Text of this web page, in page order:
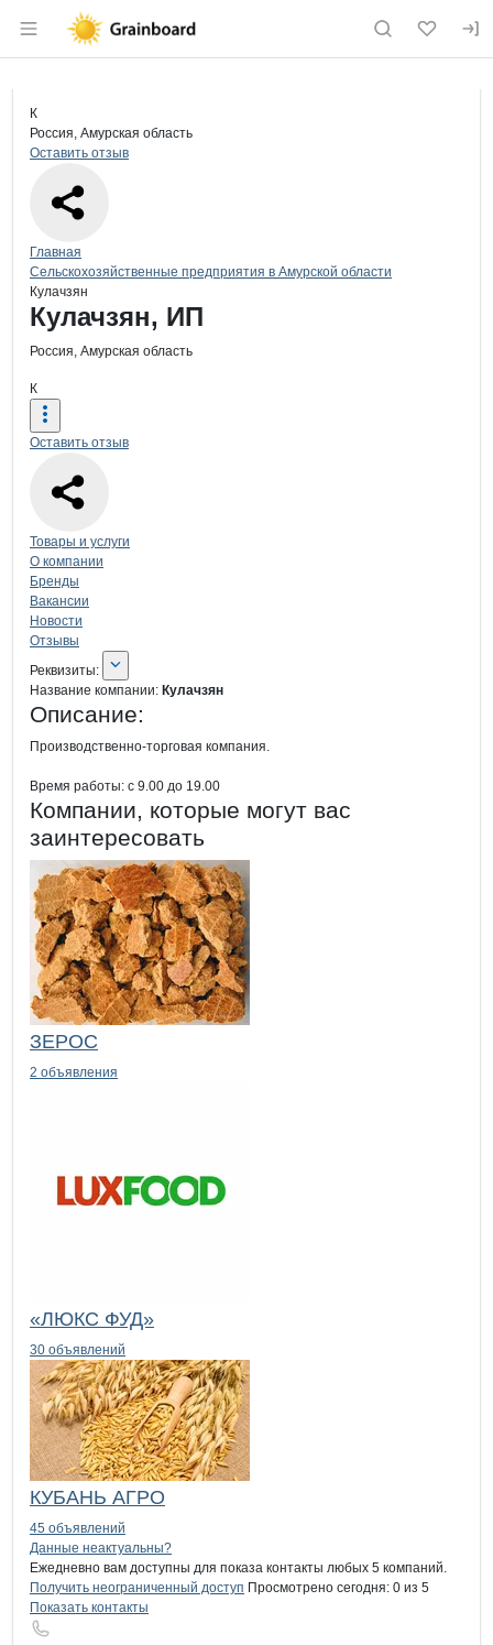
Раздел навигации по сайту
Страница компании
Страница компании
Краткая информация о компании
К
Россия, Амурская область
Оставить отзыв
Навигация по сайту
Главная
Сельскохозяйственные предприятия в Амурской области
Кулачзян
Основная информация о компании
Кулачзян, ИП
Россия, Амурская область
К
Оставить отзыв
Навигация по странице
Товары и услуги
О компании
Бренды
Вакансии
Новости
Отзывы
О компании
Реквизиты
Реквизиты:
Название компании: Кулачзян
Описание:
Производственно-торговая компания.
Время работы: с 9.00 до 19.00
Компании, которые могут вас
заинтересовать
ЗЕРОС
2 объявления
«ЛЮКС ФУД»
30 объявлений
КУБАНЬ АГРО
45 объявлений
Контактыкомпании
+7(800)000-00-..
Данные неактуальны?
Ежедневно вам доступны для показа контакты любых 5 компаний.
Получить неограниченный доступ Просмотрено сегодня: 0 из 5
Показать контакты